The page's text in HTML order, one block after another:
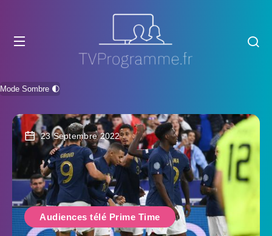
Mode Sombre 🌓
23 Septembre 2022
Audiences télé Prime Time